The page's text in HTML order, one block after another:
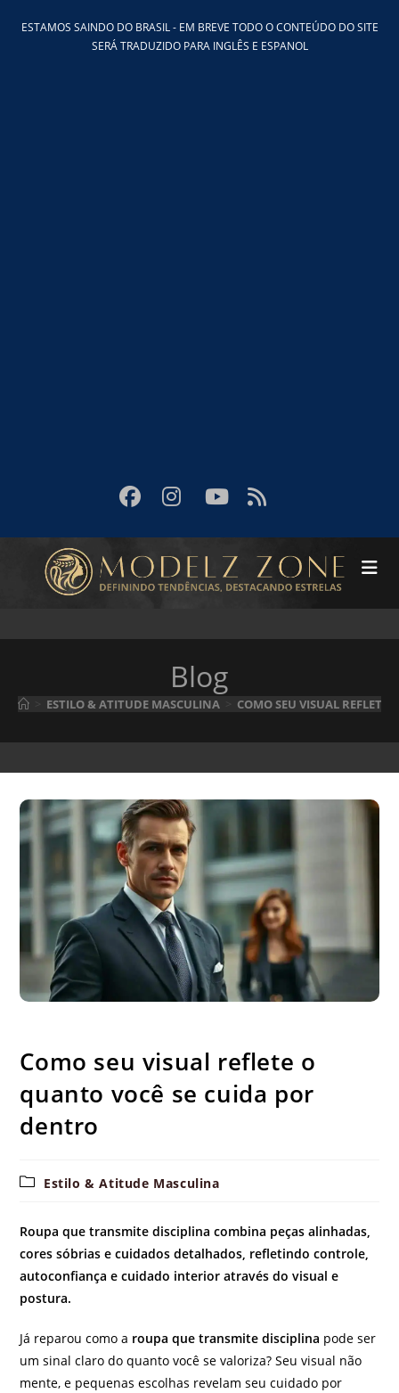
paraESTAMOS SAINDO DO BRASIL - EM BREVE TODO O CONTEÚDO DO SITE
SERÁ TRADUZIDO PARA INGLÊS E ESPANOL
Blog
ESTILO & ATITUDE MASCULINA COMO SEU VISUAL REFLETE
Como seu visual reflete o
quanto você se cuida por
dentro
Categoria
Estilo & Atitude Masculina
Roupa que transmite disciplina combina peças alinhadas,
cores sóbrias e cuidados detalhados, refletindo controle,
autoconfiança e cuidado interior através do visual e
postura.
Já reparou como a roupa que transmite disciplina pode ser
um sinal claro do quanto você se valoriza? Seu visual não
mente, e pequenas escolhas revelam seu cuidado por